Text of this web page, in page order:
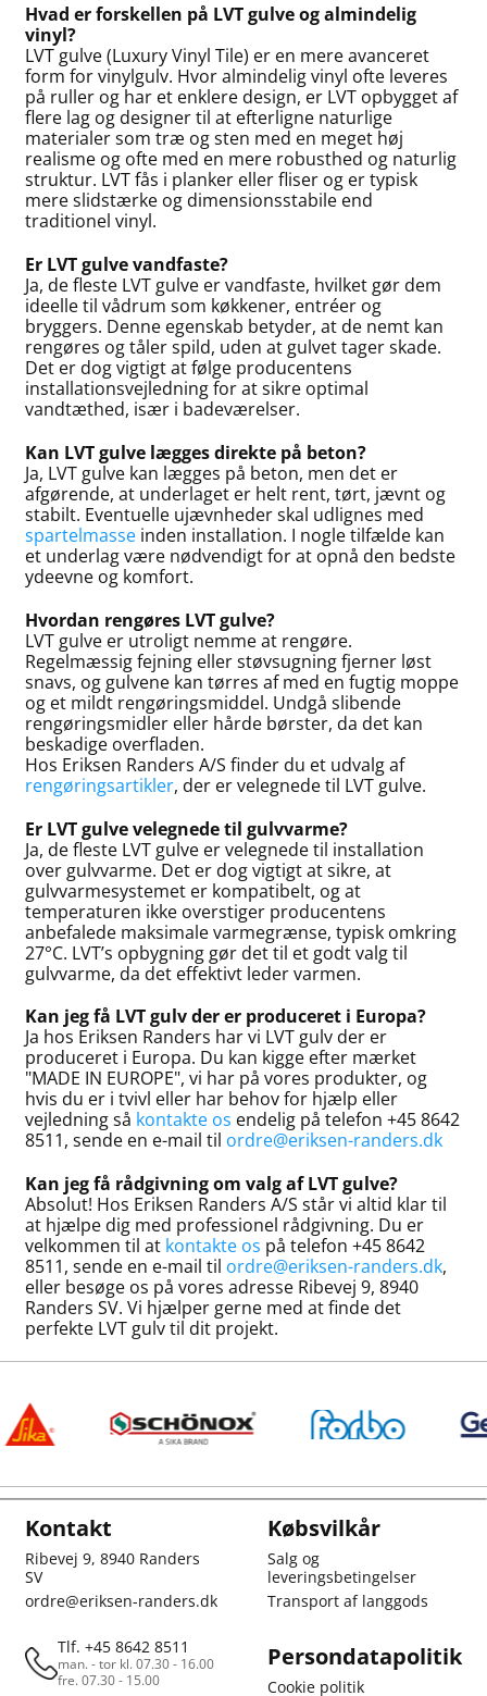
Hvad er forskellen på LVT gulve og almindelig
vinyl?
LVT gulve (Luxury Vinyl Tile) er en mere avanceret
form for vinylgulv. Hvor almindelig vinyl ofte leveres
på ruller og har et enklere design, er LVT opbygget af
flere lag og designer til at efterligne naturlige
materialer som træ og sten med en meget høj
realisme og ofte med en mere robusthed og naturlig
struktur. LVT fås i planker eller fliser og er typisk
mere slidstærke og dimensionsstabile end
traditionel vinyl.
Er LVT gulve vandfaste?
Ja, de fleste LVT gulve er vandfaste, hvilket gør dem
ideelle til vådrum som køkkener, entréer og
bryggers. Denne egenskab betyder, at de nemt kan
rengøres og tåler spild, uden at gulvet tager skade.
Det er dog vigtigt at følge producentens
installationsvejledning for at sikre optimal
vandtæthed, især i badeværelser.
Kan LVT gulve lægges direkte på beton?
Ja, LVT gulve kan lægges på beton, men det er
afgørende, at underlaget er helt rent, tørt, jævnt og
stabilt. Eventuelle ujævnheder skal udlignes med
spartelmasse inden installation. I nogle tilfælde kan
et underlag være nødvendigt for at opnå den bedste
ydeevne og komfort.
Hvordan rengøres LVT gulve?
LVT gulve er utroligt nemme at rengøre.
Regelmæssig fejning eller støvsugning fjerner løst
snavs, og gulvene kan tørres af med en fugtig moppe
og et mildt rengøringsmiddel. Undgå slibende
rengøringsmidler eller hårde børster, da det kan
beskadige overfladen.
Hos Eriksen Randers A/S finder du et udvalg af
rengøringsartikler, der er velegnede til LVT gulve.
Er LVT gulve velegnede til gulvvarme?
Ja, de fleste LVT gulve er velegnede til installation
over gulvvarme. Det er dog vigtigt at sikre, at
gulvvarmesystemet er kompatibelt, og at
temperaturen ikke overstiger producentens
anbefalede maksimale varmegrænse, typisk omkring
27°C. LVT’s opbygning gør det til et godt valg til
gulvvarme, da det effektivt leder varmen.
Kan jeg få LVT gulv der er produceret i Europa?
Ja hos Eriksen Randers har vi LVT gulv der er
produceret i Europa. Du kan kigge efter mærket
"MADE IN EUROPE", vi har på vores produkter, og
hvis du er i tvivl eller har behov for hjælp eller
vejledning så kontakte os endelig på telefon +45 8642
8511, sende en e-mail til ordre@eriksen-randers.dk
Kan jeg få rådgivning om valg af LVT gulve?
Absolut! Hos Eriksen Randers A/S står vi altid klar til
at hjælpe dig med professionel rådgivning. Du er
velkommen til at kontakte os på telefon +45 8642
8511, sende en e-mail til ordre@eriksen-randers.dk,
eller besøge os på vores adresse Ribevej 9, 8940
Randers SV. Vi hjælper gerne med at finde det
perfekte LVT gulv til dit projekt.
Kontakt
Ribevej 9, 8940 Randers
SV
ordre@eriksen-randers.dk
Tlf. +45 8642 8511
man. - tor kl. 07.30 - 16.00
fre. 07.30 - 15.00
Købsvilkår
Salg og
leveringsbetingelser
Transport af langgods
Persondatapolitik
Cookie politik